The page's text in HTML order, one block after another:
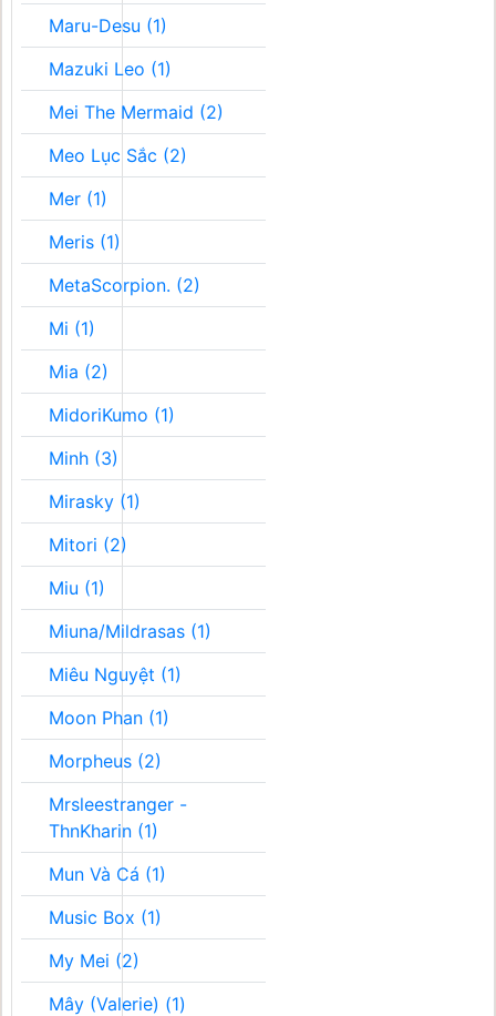
Maru-Desu (1)
Mazuki Leo (1)
Mei The Mermaid (2)
Meo Lục Sắc (2)
Mer (1)
Meris (1)
MetaScorpion. (2)
Mi (1)
Mia (2)
MidoriKumo (1)
Minh (3)
Mirasky (1)
Mitori (2)
Miu (1)
Miuna/Mildrasas (1)
Miêu Nguyệt (1)
Moon Phan (1)
Morpheus (2)
Mrsleestranger -
ThnKharin (1)
Mun Và Cá (1)
Music Box (1)
My Mei (2)
Mây (Valerie) (1)